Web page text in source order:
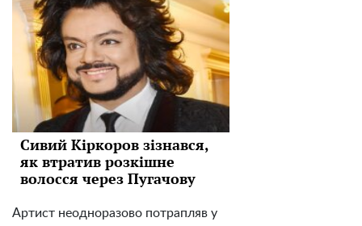
Сивий Кіркоров зізнався,
як втратив розкішне
волосся через Пугачову
Артист неодноразово потрапляв у